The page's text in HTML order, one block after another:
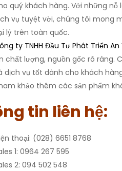
quý khách hàng. Với những
vụ tuyệt vời, chúng tôi mong
lý trên toàn quốc.
ty TNHH Đầu Tư Phát Triển An
chất lượng, nguồn gốc rõ ràng.
dịch vụ tốt dành cho khách
khảo thêm các sản phẩm
tin liên hệ:
thoại: (028) 6651 8768
1: 0964 267 595
2: 094 502 548